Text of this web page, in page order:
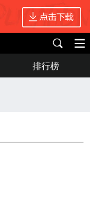
排行榜